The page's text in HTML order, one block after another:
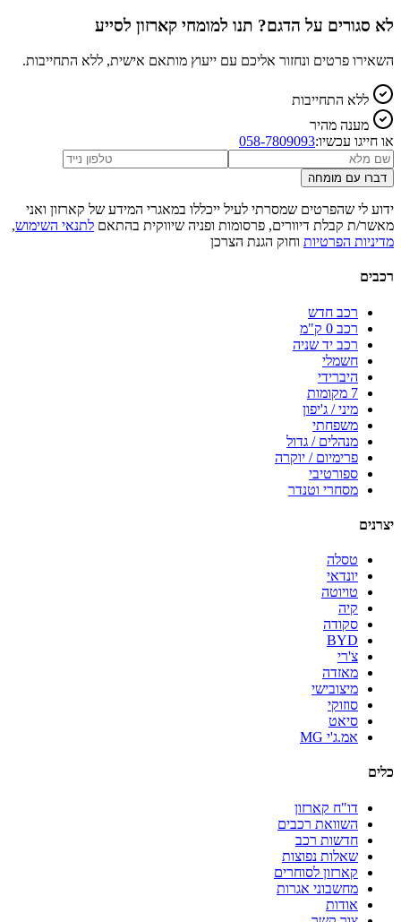
לא סגורים על הדגם? תנו למומחי קארזון לסייע
השאירו פרטים ונחזור אליכם עם ייעוץ מותאם אישית, ללא התחייבות.
ללא התחייבות
מענה מהיר
או חייגו עכשיו:058-7809093
דברו עם מומחה
ידוע לי שהפרטים שמסרתי לעיל ייכללו במאגרי המידע של קארזון ואני
מאשר/ת קבלת דיוורים, פרסומות ופניה שיווקית בהתאם לתנאי השימוש,
מדיניות הפרטיות וחוק הגנת הצרכן
רכבים
רכב חדש
רכב 0 ק"מ
רכב יד שניה
חשמלי
היברידי
7 מקומות
מיני / ג'יפון
משפחתי
מנהלים / גדול
פרימיום / יוקרה
ספורטיבי
מסחרי וטנדר
יצרנים
טסלה
יונדאי
טויוטה
קיה
סקודה
BYD
צ'רי
מאזדה
מיצובישי
סוזוקי
סיאט
אמ.ג'י MG
כלים
דו"ח קארזון
השוואת רכבים
חדשות רכב
שאלות נפוצות
קארזון לסוחרים
מחשבוני אגרות
אודות